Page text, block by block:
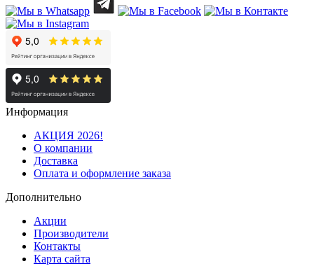
Информация
АКЦИЯ 2026!
О компании
Доставка
Оплата и оформление заказа
Дополнительно
Акции
Производители
Контакты
Карта сайта